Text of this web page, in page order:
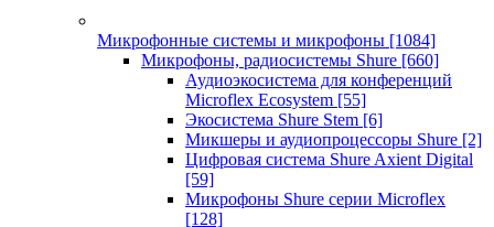
Микрофонные системы и микрофоны [1084]
Микрофоны, радиосистемы Shure [660]
Аудиоэкосистема для конференций
Microflex Ecosystem [55]
Экосистема Shure Stem [6]
Микшеры и аудиопроцессоры Shure [2]
Цифровая система Shure Axient Digital
[59]
Микрофоны Shure серии Microflex
[128]